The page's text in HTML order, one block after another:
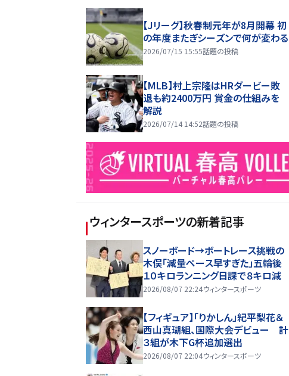
【Jリーグ】秋春制元年が8月開幕 初
の年度またぎシーズンで何が変わる
2026/07/15 15:55話題の投稿
【MLB】村上宗隆はHRダービー敗
退も約2400万円 賞金の仕組みを
解説
2026/07/14 14:52話題の投稿
ウィンタースポーツの新着記事
スノーボード→ボートレース挑戦の
木俣「減量ペース早すぎた」五輪後
１０キロランニング日課で８キロ減
2026/08/07 22:24ウィンタースポーツ
【フィギュア】「りかしん」紀平梨花＆
西山真瑚組、国際大会デビュー 計
３組が木下G杯追加選出
2026/08/07 22:04ウィンタースポーツ